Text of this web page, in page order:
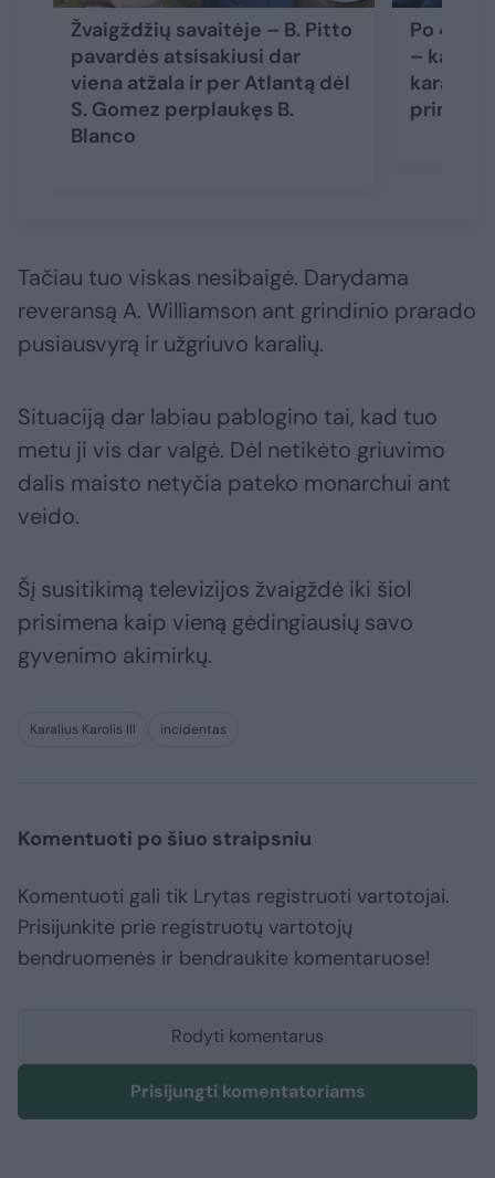
Žvaigždžių savaitėje – B. Pitto
pavardės atsisakiusi dar
viena atžala ir per Atlantą dėl
S. Gomez perplaukęs B.
Blanco
Po 4
–
princo
Tačiau tuo viskas nesibaigė. Darydama
reveransą A. Williamson ant grindinio prarado
pusiausvyrą ir užgriuvo karalių.
Situaciją dar labiau pablogino tai, kad tuo
metu ji vis dar valgė. Dėl netikėto griuvimo
dalis maisto netyčia pateko monarchui ant
veido.
Šį susitikimą televizijos žvaigždė iki šiol
prisimena kaip vieną gėdingiausių savo
gyvenimo akimirkų.
Karalius Karolis III incidentas
Komentuoti po šiuo straipsniu
Komentuoti gali tik Lrytas registruoti vartotojai.
Prisijunkite prie registruotų vartotojų
bendruomenės ir bendraukite komentaruose!
Rodyti komentarus
Prisijungti komentatoriams